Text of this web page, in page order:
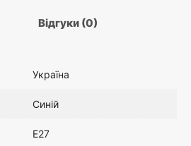
0
Відгуки (0)
Україна
Синій
E27